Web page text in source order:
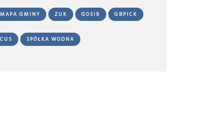
MAPA GMINY ZUK GOSIR GBPICK
CUS SPÓŁKA WODNA